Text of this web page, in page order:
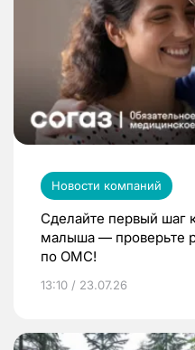
Новости компаний
Сделайте первый шаг
малыша — проверьте
по ОМС!
13:10 / 23.07.26